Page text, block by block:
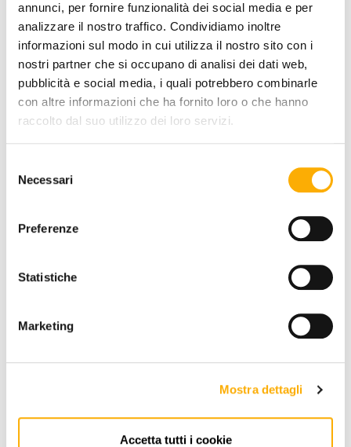
annunci, per fornire funzionalità dei social media e per
analizzare il nostro traffico. Condividiamo inoltre
informazioni sul modo in cui utilizza il nostro sito con i
nostri partner che si occupano di analisi dei dati web,
pubblicità e social media, i quali potrebbero combinarle
con altre informazioni che ha fornito loro o che hanno
raccolto dal suo utilizzo dei loro servizi.
delNecessari
Preferenze
Statistiche
Marketing
Mostra dettagli
Accetta tutti i cookie
COLOR: